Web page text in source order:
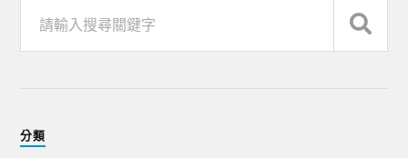
分類